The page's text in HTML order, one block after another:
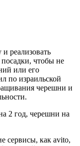
реализовать
чтобы не
или его
по израильской
черешни и
2 год, черешни на
сервисы, как avito,